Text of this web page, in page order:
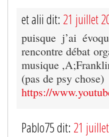
et alii dit: 21 juillet
puisque j’ai
rencontre débat
musique
(pas de psy chose)
https://
Pablo75 dit: 21